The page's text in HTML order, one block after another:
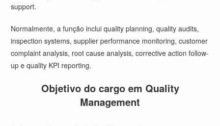
support.
Normalmente, a função inclui quality planning, quality audits,
inspection systems, supplier performance monitoring, customer
complaint analysis, root cause analysis, corrective action follow-
up e quality KPI reporting.
Objetivo do cargo em Quality
Management